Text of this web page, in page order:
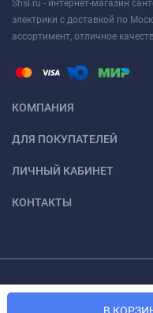
Shsl.ru - интернет-магазин
электрики с доставкой по
ассортимент, отличное
КОМПАНИЯ
ДЛЯ ПОКУПАТЕЛЕЙ
ЛИЧНЫЙ КАБИНЕТ
КОНТАКТЫ
лишь информационный